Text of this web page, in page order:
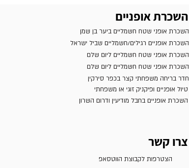
השכרת אופניים
השכרת אופני שטח חשמליים ביער בן שמן
השכרת אופניים רגילים/חשמליים שביל ישראל
השכרת אופני שטח חשמליים ליום שלם
השכרת אופני שטח חשמליים ליום שלם
חדר בריחה משפחתי קצר בכפר סירקין
טיול אופניים ופיקניק זוגי או משפחתי
השכרת אופניים בחבל מודיעין ודרום השרון
צרו קשר
הצטרפות לקבוצת הווטסאפ